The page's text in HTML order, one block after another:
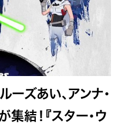
ーズあい、アンナ・
結！『スター・ウ